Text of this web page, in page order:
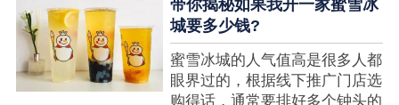
带你揭秘如果我开一家蜜雪冰
城要多少钱?
蜜雪冰城的人气值高是很多人都
眼界过的，根据线下推广门店选
购得话，通常要排好多个钟头的